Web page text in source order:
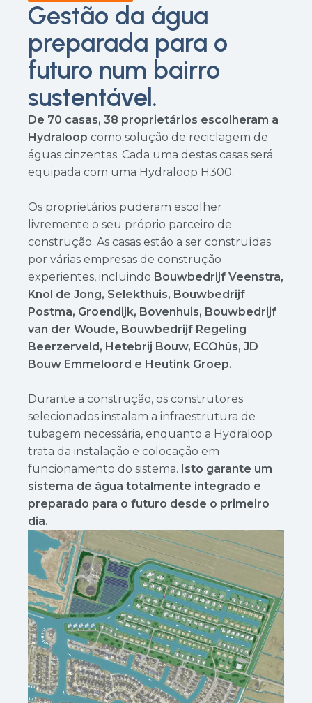
Gestão da água
preparada para o
futuro num bairro
sustentável.
De 70 casas, 38 proprietários escolheram a
Hydraloop como solução de reciclagem de
águas cinzentas. Cada uma destas casas será
equipada com uma Hydraloop H300.
Os proprietários puderam escolher
livremente o seu próprio parceiro de
construção. As casas estão a ser construídas
por várias empresas de construção
experientes, incluindo Bouwbedrijf Veenstra,
Knol de Jong, Selekthuis, Bouwbedrijf
Postma, Groendijk, Bovenhuis, Bouwbedrijf
van der Woude, Bouwbedrijf Regeling
Beerzerveld, Hetebrij Bouw, ECOhûs, JD
Bouw Emmeloord e Heutink Groep.
Durante a construção, os construtores
selecionados instalam a infraestrutura de
tubagem necessária, enquanto a Hydraloop
trata da instalação e colocação em
funcionamento do sistema. Isto garante um
sistema de água totalmente integrado e
preparado para o futuro desde o primeiro
dia.